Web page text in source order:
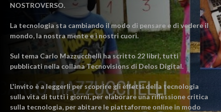
NOSTROVERSO.
La tecnologia sta cambiando il modo di pensare e di vedere il
mondo, la nostra mente e i nostri cuori.
Sul tema Carlo Mazzucchelli ha scritto 22 libri, tutti
pubblicati nella collana Tecnovisions di Delos Digital.
L'invito è a leggerli per scoprire gli effetti della tecnologia
sulla vita di tutti i giorni, per elaborare una riflessione critica
sulla tecnologia, per abitare le piattaforme online in modo